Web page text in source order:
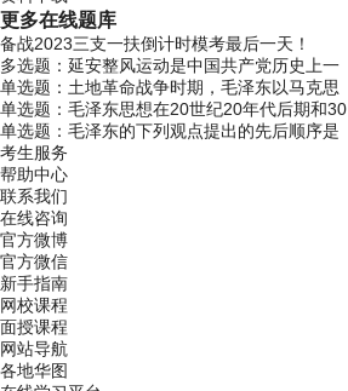
更多在线题库
备战2023三支一扶倒计时模考最后一天！
多选题：延安整风运动是中国共产党历史上一
单选题：土地革命战争时期，毛泽东以马克思
单选题：毛泽东思想在20世纪20年代后期和30
单选题：毛泽东的下列观点提出的先后顺序是
考生服务
帮助中心
联系我们
在线咨询
官方微博
官方微信
新手指南
网校课程
面授课程
网站导航
各地华图